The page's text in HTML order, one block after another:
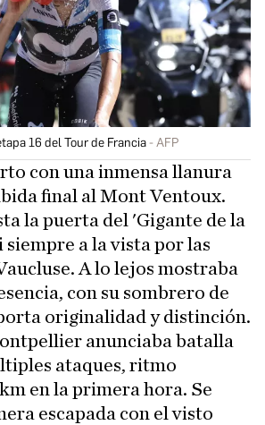
16 del Tour de Francia AFP
con una inmensa llanura
final al Mont Ventoux.
la puerta del 'Gigante de la
siempre a la vista por las
A lo lejos mostraba
con su sombrero de
originalidad y distinción.
anunciaba batalla
ataques, ritmo
en la primera hora. Se
escapada con el visto